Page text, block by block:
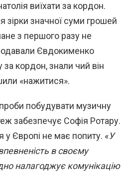
виїхати за кордон.
зірки значної суми грошей
з першого разу не
Євдокименко
кордон, знали чий він
«нажитися».
побудувати музичну
забезпечує Софія Ротару.
у Європі не має попиту. «У
в своєму
налагоджує комунікацію